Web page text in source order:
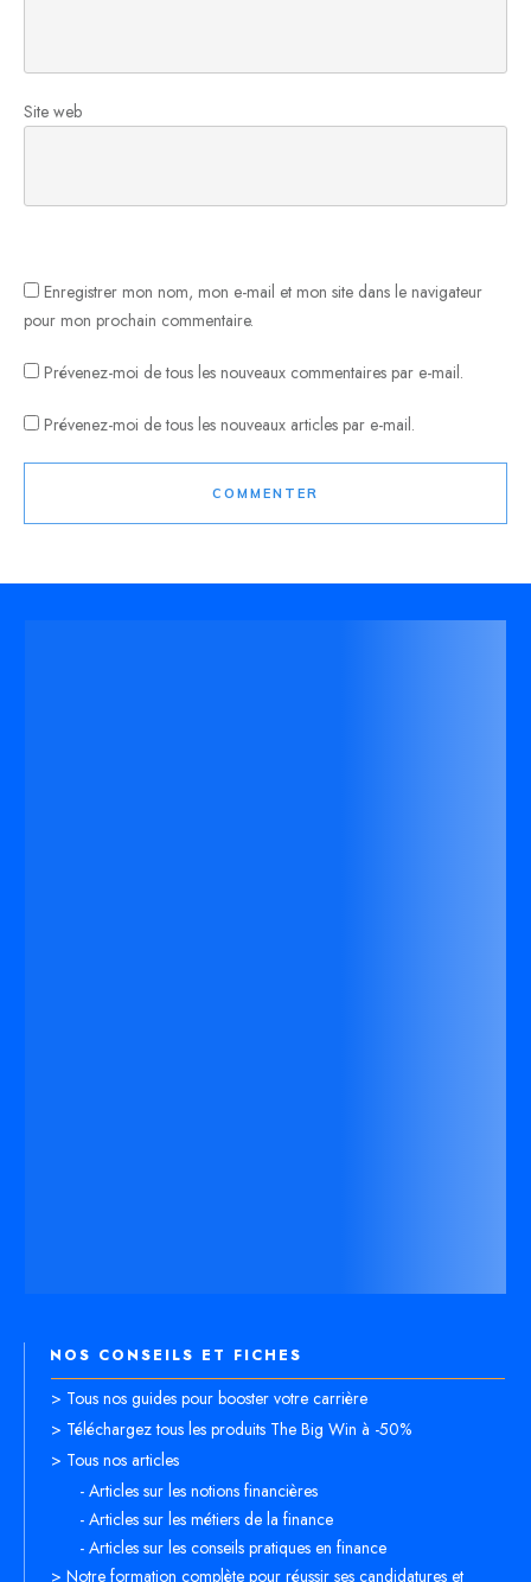
Site web
Enregistrer mon nom, mon e-mail et mon site dans le navigateur
pour mon prochain commentaire.
Prévenez-moi de tous les nouveaux commentaires par e-mail.
Prévenez-moi de tous les nouveaux articles par e-mail.
COMMENTER
NOS CONSEILS ET FICHES
> Tous nos guides pour booster votre carrière
> Téléchargez tous les produits The Big Win à -50%
> Tous nos articles
- Articles sur les notions financières
- Articles sur les métiers de la finance
- Articles sur les conseils pratiques en finance
> Notre formation complète pour réussir ses candidatures et